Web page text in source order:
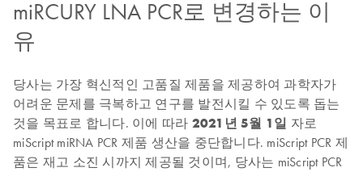
miRCURY LNA PCR로 변경하는 이
유
당사는 가장 혁신적인 고품질 제품을 제공하여 과학자가
어려운 문제를 극복하고 연구를 발전시킬 수 있도록 돕는
것을 목표로 합니다. 이에 따라 2021년 5월 1일 자로
miScript miRNA PCR 제품 생산을 중단합니다. miScript PCR 제
품은 재고 소진 시까지 제공될 것이며, 당사는 miScript PCR